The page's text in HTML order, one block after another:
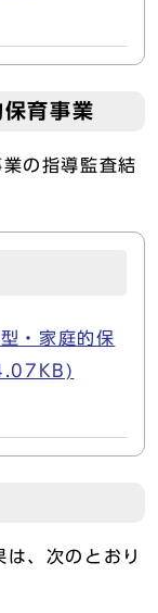
育事業
の指導監査結
・家庭的保
、次のとおり